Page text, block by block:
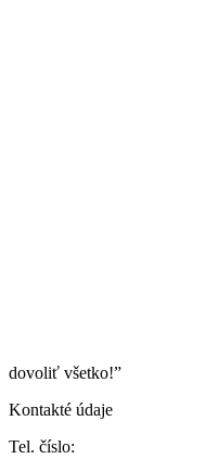
dovoliť všetko!”
Kontakté údaje
Tel. číslo: